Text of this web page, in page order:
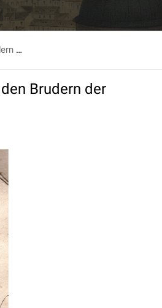
Gedichte und Lieder verfasst von den Brudern der Loge zur Wahren Lintrach im D. v. W.
Brudern der